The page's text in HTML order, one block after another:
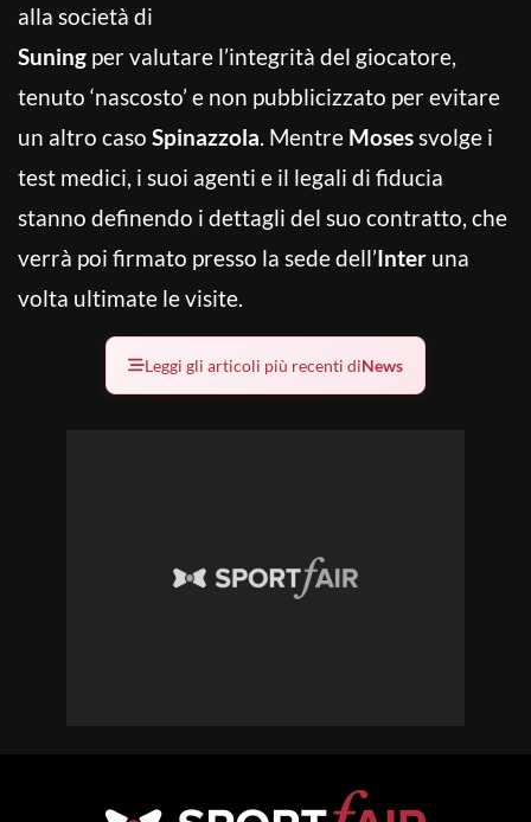
alla società di
Suning per valutare l’integrità del giocatore,
tenuto ‘nascosto’ e non pubblicizzato per evitare
un altro caso Spinazzola. Mentre Mosessvolge i
test medici, i suoi agenti e il legali di fiducia
stanno definendo i dettagli del suo contratto, che
verrà poi firmato presso la sede dell’Inter una
volta ultimate le visite.
Leggi gli articoli più recenti diNews